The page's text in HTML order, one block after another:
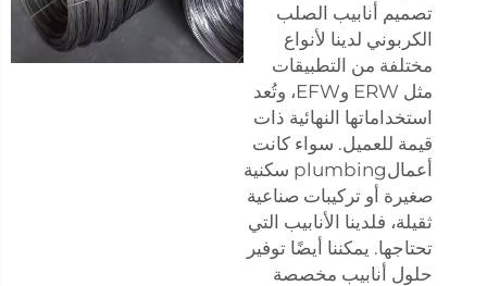
تصميم أنابيب الصلب
الكربوني لدينا لأنواع
مختلفة من التطبيقات
مثل ERW وEFW، وتُعد
استخداماتها النهائية ذات
قيمة للعميل. سواء كانت
أعمالplumbing سكنية
صغيرة أو تركيبات صناعية
ثقيلة، فلدينا الأنابيب التي
تحتاجها. يمكننا أيضًا توفير
حلول أنابيب مخصصة